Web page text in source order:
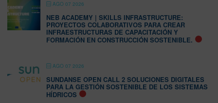
AGO 07 2026
NEB ACADEMY | SKILLS INFRASTRUCTURE:
PROYECTOS COLABORATIVOS PARA CREAR
INFRAESTRUCTURAS DE CAPACITACIÓN Y
FORMACIÓN EN CONSTRUCCIÓN SOSTENIBLE.
AGO 07 2026
SUNDANSE OPEN CALL 2 SOLUCIONES DIGITALES
PARA LA GESTIÓN SOSTENIBLE DE LOS SISTEMAS
HÍDRICOS